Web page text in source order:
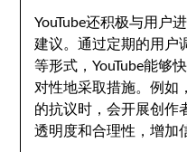
YouTube还积极与用户
建议。通过定期的用户
等形式，YouTube能够
对性地采取措施。例如
的抗议时，会开展创作
透明度和合理性，增加